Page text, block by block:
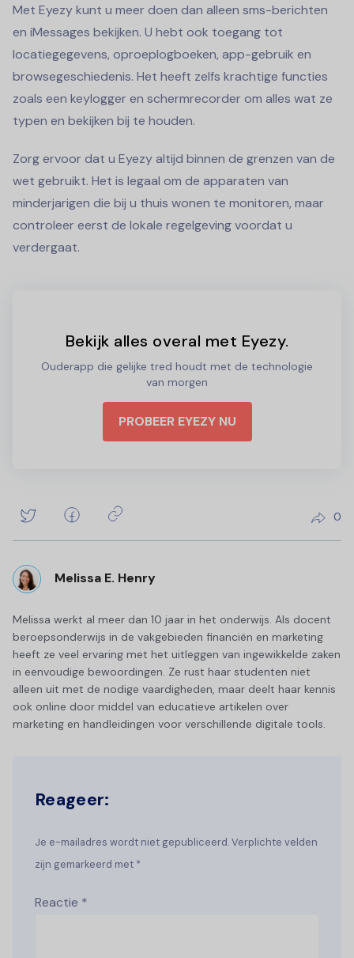
Met Eyezy kunt u meer doen dan alleen sms-berichten
en iMessages bekijken. U hebt ook toegang tot
locatiegegevens, oproeplogboeken, app-gebruik en
browsegeschiedenis. Het heeft zelfs krachtige functies
zoals een keylogger en schermrecorder om alles wat ze
typen en bekijken bij te houden.
Zorg ervoor dat u Eyezy altijd binnen de grenzen van de
wet gebruikt. Het is legaal om de apparaten van
minderjarigen die bij u thuis wonen te monitoren, maar
controleer eerst de lokale regelgeving voordat u
verdergaat.
Bekijk alles overal met Eyezy.
Ouderapp die gelijke tred houdt met de technologie
van morgen
PROBEER EYEZY NU
0
Melissa E. Henry
Melissa werkt al meer dan 10 jaar in het onderwijs. Als docent
beroepsonderwijs in de vakgebieden financiën en marketing
heeft ze veel ervaring met het uitleggen van ingewikkelde zaken
in eenvoudige bewoordingen. Ze rust haar studenten niet
alleen uit met de nodige vaardigheden, maar deelt haar kennis
ook online door middel van educatieve artikelen over
marketing en handleidingen voor verschillende digitale tools.
Reageer:
Je e-mailadres wordt niet gepubliceerd. Verplichte velden
zijn gemarkeerd met *
Reactie *